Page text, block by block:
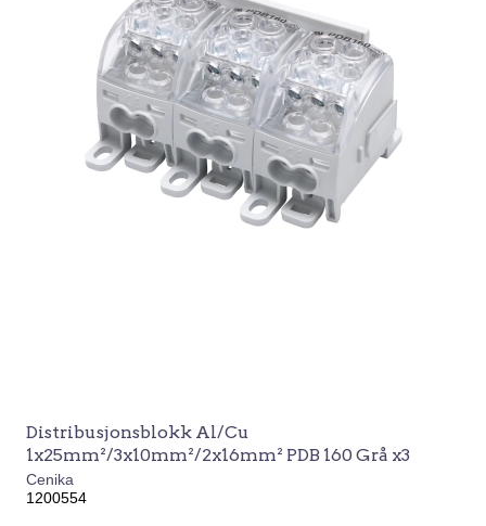
Distribusjonsblokk Al/Cu
1x25mm²/3x10mm²/2x16mm² PDB 160 Grå x3
Cenika
1200554